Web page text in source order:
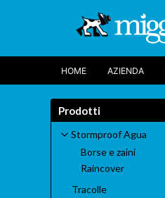
HOME AZIENDA
Prodotti
Stormproof Agua
Borse e zaini
Raincover
Tracolle